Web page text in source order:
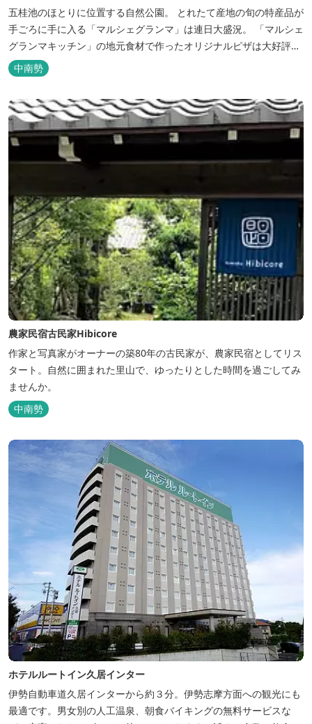
五桂池のほとりに位置する自然公園。 とれたて産地の旬の特産品が
手ごろに手に入る「マルシェグランマ」は連日大盛況。 「マルシェ
グランマキッチン」の地元食材で作ったオリジナルピザは大好評！
バーベキューも楽しめます。食材と必要な道具がセットになった
「手ぶらバーベキューセット」も人気です。 『ごかつら池どうぶつ
パーク』近くにあります。 多気町観光協会のフェイスブックでは多
気町のローカ...
中南勢
農家民宿古民家Hibicore
作家と写真家がオーナーの築80年の古民家が、農家民宿としてリス
タート。自然に囲まれた里山で、ゆったりとした時間を過ごしてみ
ませんか。
中南勢
ホテルルートイン久居インター
伊勢自動車道久居インターから約３分。伊勢志摩方面への観光にも
最適です。男女別の人工温泉、朝食バイキングの無料サービスな